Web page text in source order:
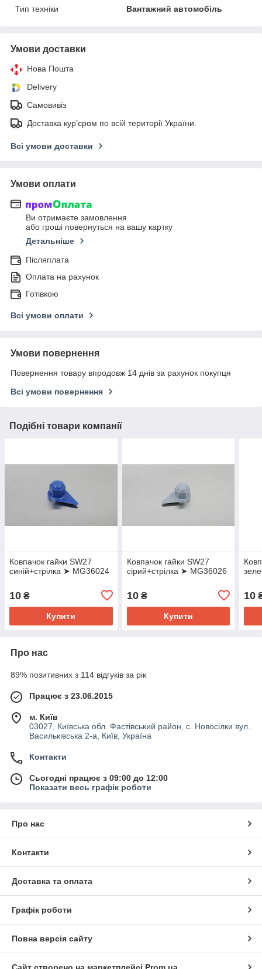
Тип техніки
Вантажний автомобіль
Умови доставки
Нова Пошта
Delivery
Самовивіз
Доставка кур’єром по всій території України.
Всі умови доставки
Умови оплати
Ви отримаєте замовлення
або гроші повернуться на вашу картку
Детальніше
Післяплата
Оплата на рахунок
Готівкою
Всі умови оплати
Умови повернення
Повернення товару впродовж 14 днів за рахунок покупця
Всі умови повернення
Подібні товари компанії
Ковпачок гайки SW27
синій+стрілка ➤ MG36024
10 ₴
Купити
Ковпачок гайки SW27
сірий+стрілка ➤ MG36026
10₴
Купити
10
Про нас
89% позитивних з 114 відгуків за рік
Працює з 23.06.2015
м. Київ
03027, Київська обл. Фастівський район, с. Новосілки вул.
Васильківська 2-а, Київ, Україна
Контакти
Сьогодні працює з 09:00 до 12:00
Показати весь графік роботи
Про нас
Контакти
Доставка та оплата
Графік роботи
Повна версія сайту